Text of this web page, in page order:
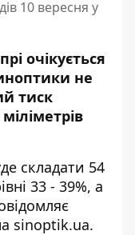
10 вересня у
очікується
не
тиск
складати 54
33 - 39%, а
sinoptik.ua.